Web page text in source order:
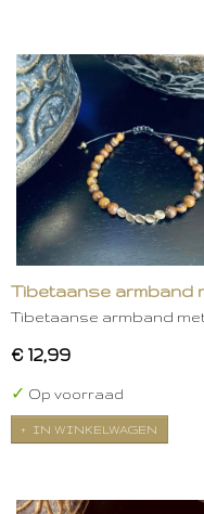
Tibetaanse armband
Tibetaanse armband met
€ 12,99
✓ Op voorraad
IN WINKELWAGEN